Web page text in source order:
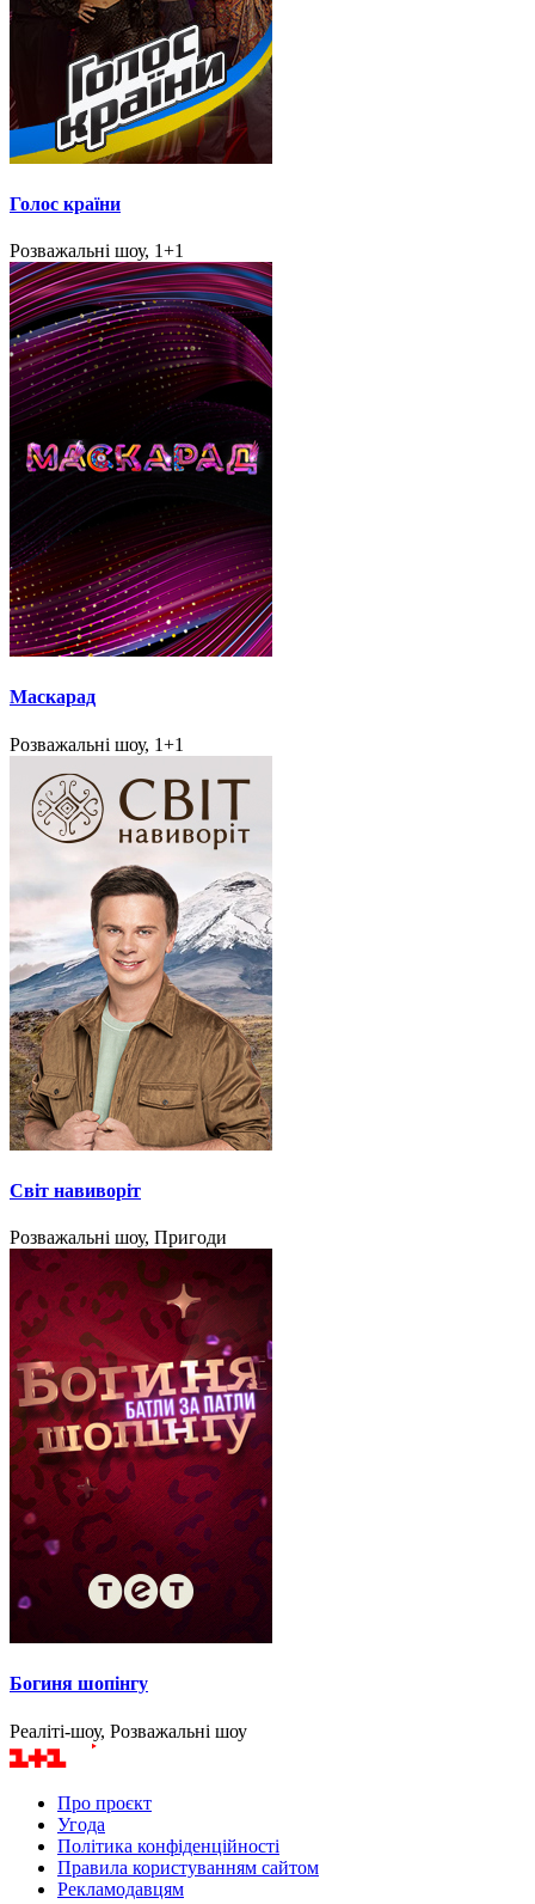
Голос країни
Розважальні шоу, 1+1
Маскарад
Розважальні шоу, 1+1
Світ навиворіт
Розважальні шоу, Пригоди
Богиня шопінгу
Реаліті-шоу, Розважальні шоу
Про проєкт
Угода
Політика конфіденційності
Правила користуванням сайтом
Рекламодавцям